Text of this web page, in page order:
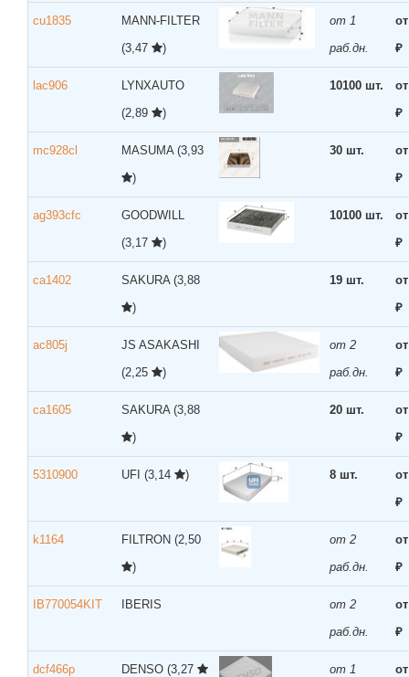
cu1835
MANN-FILTER
(3,47
)
от 1
раб.дн.
₽
lac906
LYNXAUTO
(2,89
)
10100 шт.
₽
mc928cl MASUMA (3,93
)
30 шт.
₽
ag393cfc
GOODWILL
(3,17
)
10100 шт.
₽
ca1402 SAKURA (3,88
)
19 шт.
₽
ac805j
JS ASAKASHI
(2,25
)
от 2
раб.дн.
₽
ca1605 SAKURA (3,88
)
20 шт.
₽
5310900 UFI (3,14 ) 8 шт.
₽
k1164 FILTRON (2,50
)
от 2
раб.дн.
₽
IB770054KIT IBERIS
от 2
раб.дн.
₽
dcf466p DENSO (3,27
от 1